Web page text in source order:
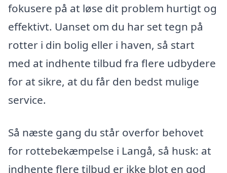
fokusere på at løse dit problem hurtigt og
effektivt. Uanset om du har set tegn på
rotter i din bolig eller i haven, så start
med at indhente tilbud fra flere udbydere
for at sikre, at du får den bedst mulige
service.
Så næste gang du står overfor behovet
for rottebekæmpelse i Langå, så husk: at
indhente flere tilbud er ikke blot en god